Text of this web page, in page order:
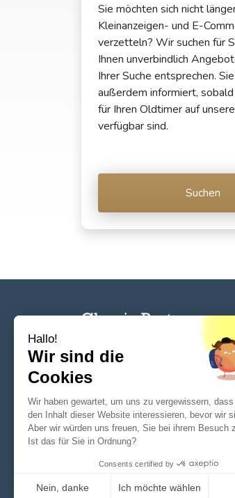
Sie möchten sich nicht
Kleinanzeigen- und E-
verzetteln? Wir suchen für
Ihnen unverbindlich
Ihrer Suche entsprechen.
außerdem informiert,
für Ihren Oldtimer auf
verfügbar sind.
Suchen
Das Standardtool für die
die Aufarbeitung von
Privatpersonen und Profis.
hochwertige
Youngtimer.
Hallo!
Wir sind die
Cookies
Wir haben gewartet, um uns zu vergewissern,
den Inhalt dieser Website interessieren, bevor wir
Aber wir würden uns freuen, Sie bei ihrem Besuch
Ist das für Sie in Ordnung?
Consents certified by
Nein, danke Ich möchte wählen